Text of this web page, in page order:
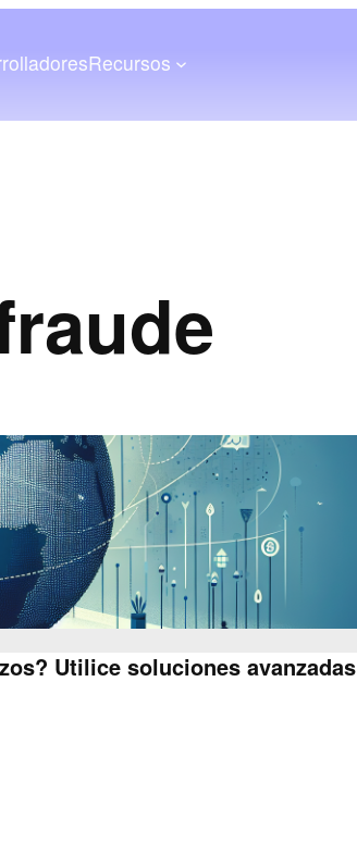
Recursos
Utilice soluciones avanzadas